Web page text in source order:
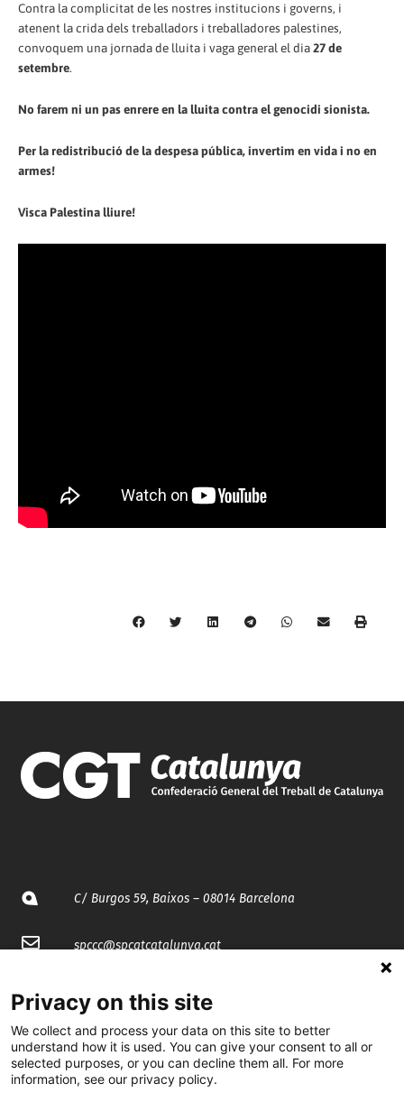
Contra la complicitat de les nostres institucions i governs, i
atenent la crida dels treballadors i treballadores palestines,
convoquem una jornada de lluita i vaga general el dia27 de
setembre.
No farem ni un pas enrere en la lluita contra el genocidi sionista.
Per la redistribució de la despesa pública, invertim en vida i no en
armes!
Visca Palestina lliure!
C/ Burgos 59, Baixos – 08014 Barcelona
spccc@spcgtcatalunya.cat
@CGTCatalunya
cgtcatalunya
Privacy on this site
We collect and process your data on this site to better
understand how it is used. You can give your consent to all or
selected purposes, or you can decline them all. For more
information, see our privacy policy.